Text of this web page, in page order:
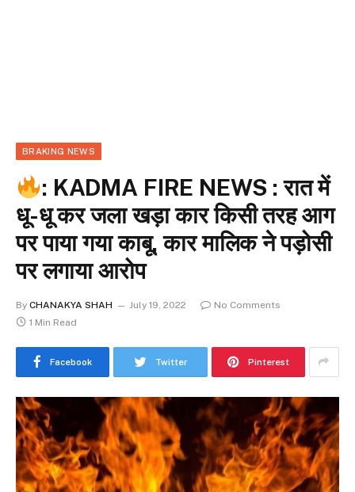
BRAKING NEWS
: KADMA FIRE NEWS : रात में
धू-धू कर जला खड़ा कार किसी तरह आग
पर पाया गया काबू, कार मालिक ने पड़ोसी
पर लगाया आरोप
By CHANAKYA SHAH July 19, 2022
No Comments
1 Min Read
Facebook Twitter Pinterest